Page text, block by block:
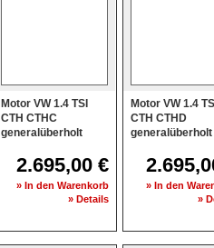
Motor VW 1.4 TSI
CTH CTHC
generalüberholt
2.695,00 €
» In den Warenkorb
» Details
Motor VW 1.4
CTH CTHD
generalüberholt
» In den
»